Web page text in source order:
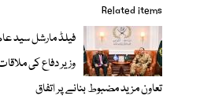
Related items
فیلڈ مارشل سید
وزیر دفاع کی
تعاون مزید مضبوط بنانے پر اتفاق